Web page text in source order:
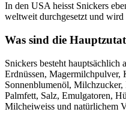
In den USA heisst Snickers
weltweit durchgesetzt und
Was sind die
Snickers besteht hauptsächlich
Erdnüssen, Magermilchpulver,
Sonnenblumenöl,
Palmfett, Salz, Emulgatoren,
Milcheiweiss und natürlichem